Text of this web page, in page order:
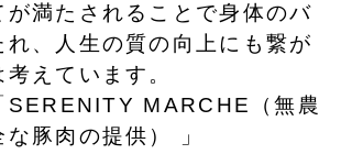
が満たされることで身体のバ
れ、人生の質の向上にも繋が
えています。
SERENITY MARCHE（無農
豚肉の提供） 」